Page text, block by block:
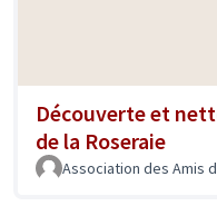
Découverte et
de la Roseraie
Association des Amis